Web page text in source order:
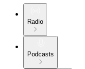
Radio
Podcasts